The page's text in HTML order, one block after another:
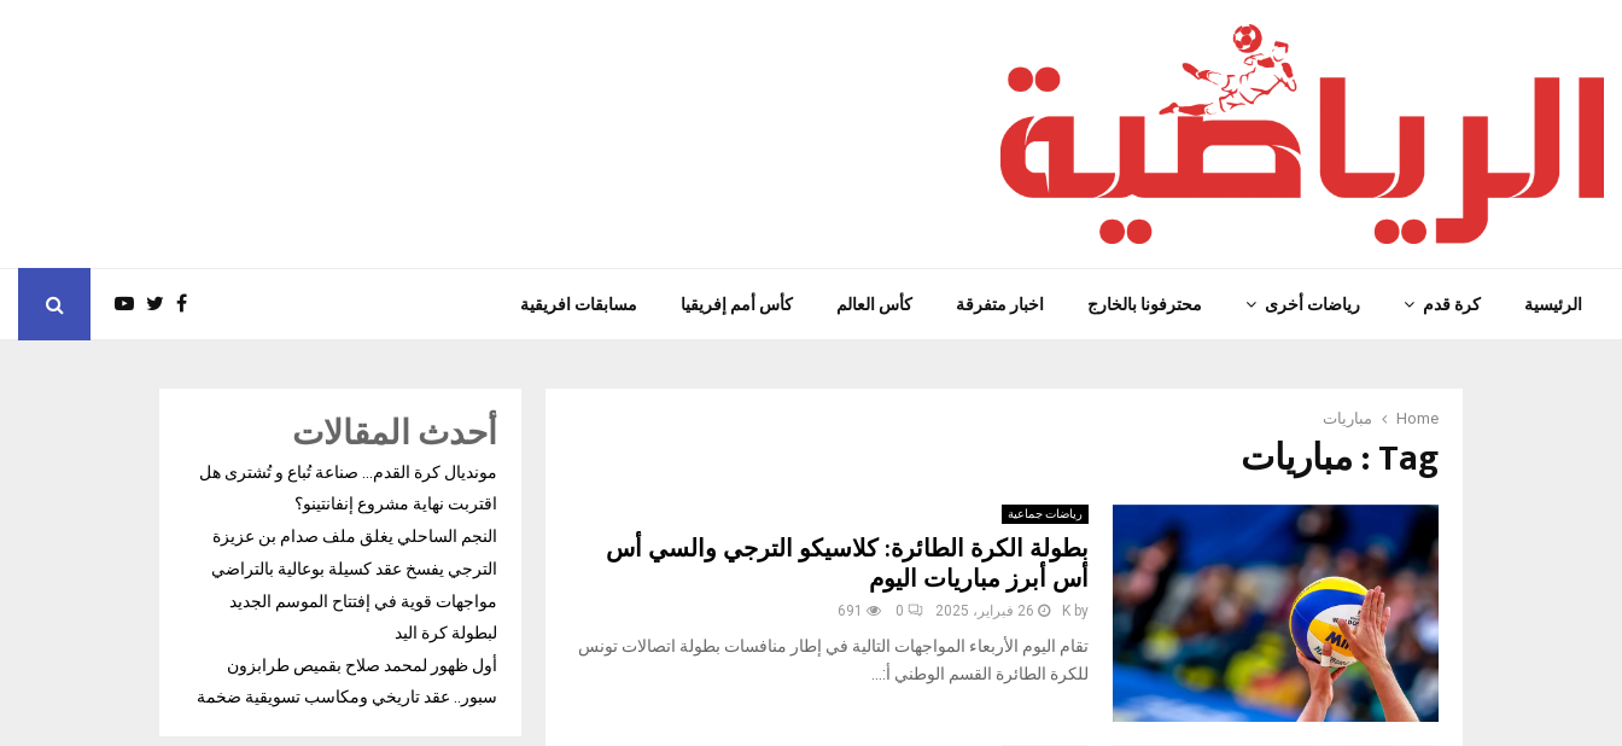
الرئيسية كرة قدم رياضات أخرى محترفونا بالخارج اخبار متفرقة كأس العالم كأس أمم إفريقيا مسابقات افريقية
Home مباريات
Tag : مباريات
رياضات جماعية
بطولة الكرة الطائرة: كلاسيكو الترجي والسي أس
أس أبرز مباريات اليوم
by
K 26 فبراير، 2025 0
691
تقام اليوم الأربعاء المواجهات التالية في إطار منافسات بطولة اتصالات تونس
للكرة الطائرة القسم الوطني أ:...
أحدث المقالات
مونديال كرة القدم… صناعة تُباع و تُشترى هل
اقتربت نهاية مشروع إنفانتينو؟
النجم الساحلي يغلق ملف صدام بن عزيزة
الترجي يفسخ عقد كسيلة بوعالية بالتراضي
مواجهات قوية في إفتتاح الموسم الجديد
لبطولة كرة اليد
أول ظهور لمحمد صلاح بقميص طرابزون
سبور.. عقد تاريخي ومكاسب تسويقية ضخمة